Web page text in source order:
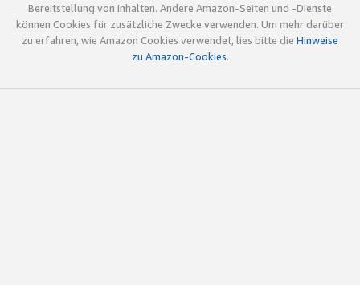
Bereitstellung von Inhalten. Andere Amazon-Seiten und -Dienste
können Cookies für zusätzliche Zwecke verwenden. Um mehr darüber
zu erfahren, wie Amazon Cookies verwendet, lies bitte die Hinweise
zu Amazon-Cookies.